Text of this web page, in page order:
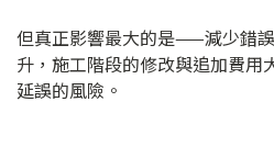
但真正影響最大的是——減少錯
升，施工階段的修改與追加費用
延誤的風險。